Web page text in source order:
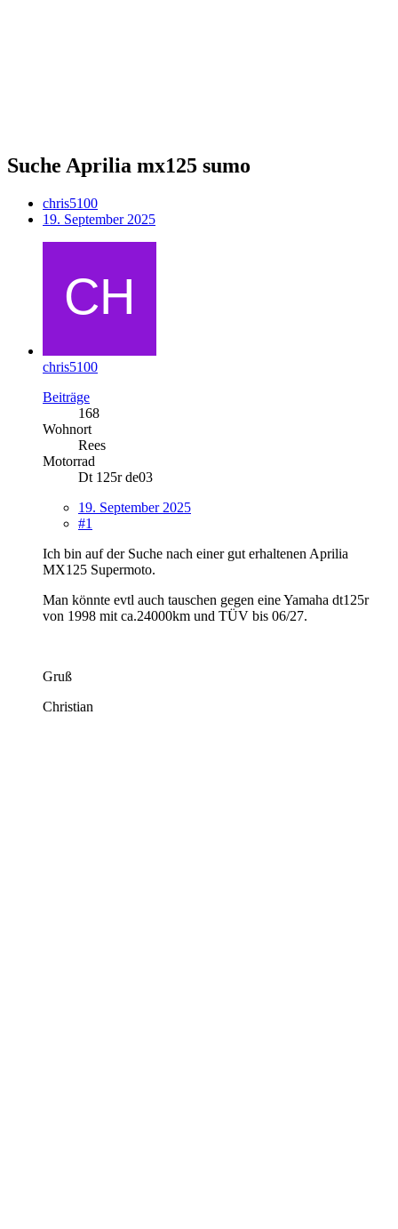
Suche Aprilia mx125 sumo
chris5100
19. September 2025
chris5100
Beiträge
168
Wohnort
Rees
Motorrad
Dt 125r de03
19. September 2025
#1
Ich bin auf der Suche nach einer gut erhaltenen Aprilia
MX125 Supermoto.
Man könnte evtl auch tauschen gegen eine Yamaha dt125r
von 1998 mit ca.24000km und TÜV bis 06/27.
Gruß
Christian